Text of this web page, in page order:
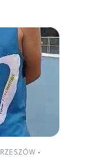
RZESZÓW •